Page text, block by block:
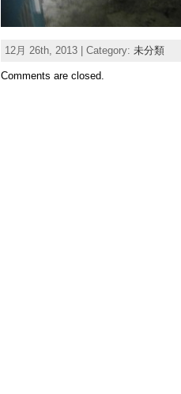
12月 26th, 2013 | Category: 未分類
Comments are closed.